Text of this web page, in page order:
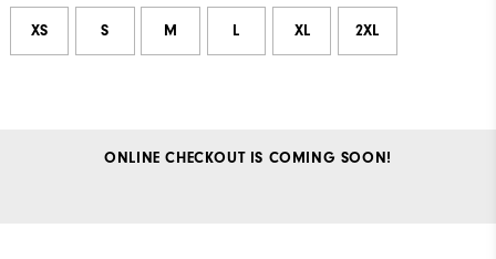
XS S M L XL 2XL
ONLINE CHECKOUT IS COMING SOON!